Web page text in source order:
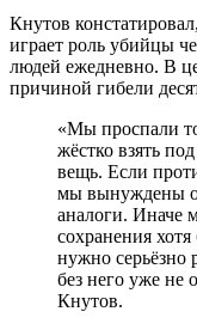
Кнутов
играет роль убийцы
людей ежедневно. В
причиной гибели
«Мы проспали
жёстко взять
вещь. Если
мы вынуждены
аналоги. Иначе
сохранения
нужно серьёзно
без него уже
Кнутов.